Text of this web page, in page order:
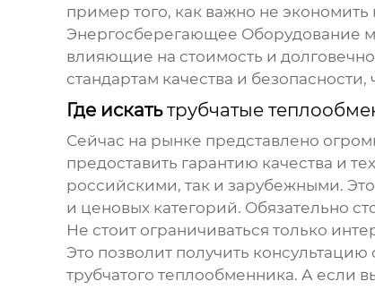
пример того, как важно не
Энергосберегающее Оборудование
влияющие на стоимость и
стандартам качества и
Где искатьтрубчатые
Сейчас на рынке представлено
предоставить гарантию качества и
российскими, так и зарубежными.
и ценовых категорий. Обязательно
Не стоит ограничиваться только
Это позволит получить
трубчатого теплообменника. А если